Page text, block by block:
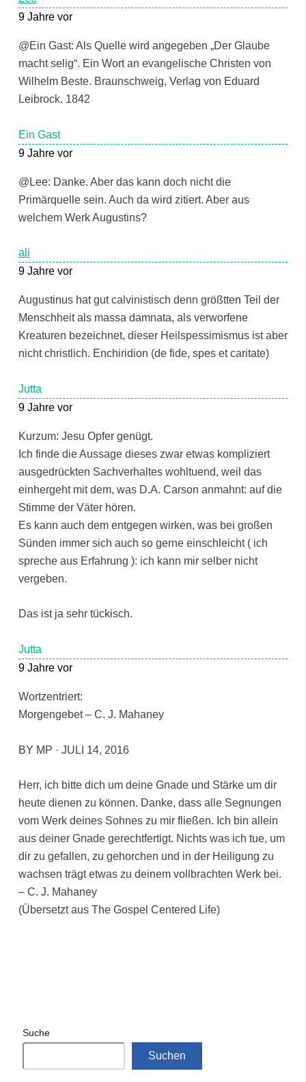
9 Jahre vor
@Ein Gast: Als Quelle wird angegeben „Der Glaube
macht selig“. Ein Wort an evangelische Christen von
Wilhelm Beste. Braunschweig, Verlag von Eduard
Leibrock. 1842
Ein Gast
9 Jahre vor
@Lee: Danke. Aber das kann doch nicht die
Primärquelle sein. Auch da wird zitiert. Aber aus
welchem Werk Augustins?
ali
9 Jahre vor
Augustinus hat gut calvinistisch denn größtten Teil der
Menschheit als massa damnata, als verworfene
Kreaturen bezeichnet, dieser Heilspessimismus ist aber
nicht christlich. Enchiridion (de fide, spes et caritate)
Jutta
9 Jahre vor
Kurzum: Jesu Opfer genügt.
Ich finde die Aussage dieses zwar etwas kompliziert
ausgedrückten Sachverhaltes wohltuend, weil das
einhergeht mit dem, was D.A. Carson anmahnt: auf die
Stimme der Väter hören.
Es kann auch dem entgegen wirken, was bei großen
Sünden immer sich auch so gerne einschleicht ( ich
spreche aus Erfahrung ): ich kann mir selber nicht
vergeben.
Das ist ja sehr tückisch.
Jutta
9 Jahre vor
Wortzentriert:
Morgengebet – C. J. Mahaney
BY MP · JULI 14, 2016
Herr, ich bitte dich um deine Gnade und Stärke um dir
heute dienen zu können. Danke, dass alle Segnungen
vom Werk deines Sohnes zu mir fließen. Ich bin allein
aus deiner Gnade gerechtfertigt. Nichts was ich tue, um
dir zu gefallen, zu gehorchen und in der Heiligung zu
wachsen trägt etwas zu deinem vollbrachten Werk bei.
– C. J. Mahaney
(Übersetzt aus The Gospel Centered Life)
Suche
Suchen